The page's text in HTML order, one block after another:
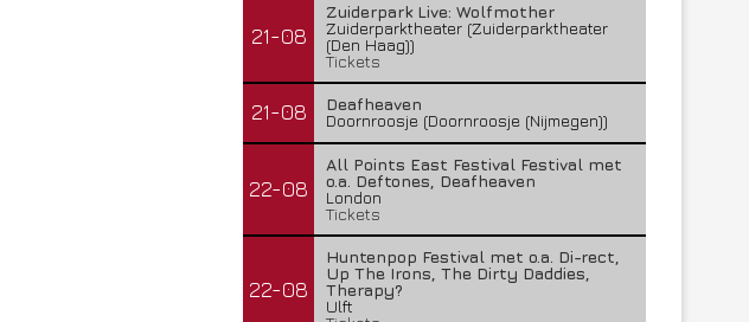
21-08
Zuiderpark Live: Wolfmother
Zuiderparktheater (Zuiderparktheater
(Den Haag))
Tickets
21-08
Deafheaven
Doornroosje (Doornroosje (Nijmegen))
22-08
All Points East Festival Festival met
o.a. Deftones, Deafheaven
London
Tickets
22-08
Huntenpop Festival met o.a. Di-rect,
Up The Irons, The Dirty Daddies,
Therapy?
Ulft